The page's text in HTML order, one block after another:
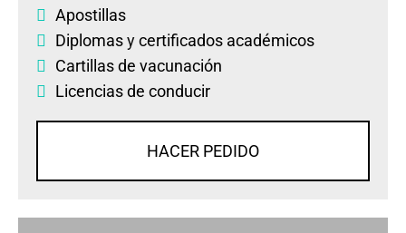
Apostillas
Diplomasycertificados académicos
Cartillas de vacunación
Licencias de conducir
HACER PEDIDO